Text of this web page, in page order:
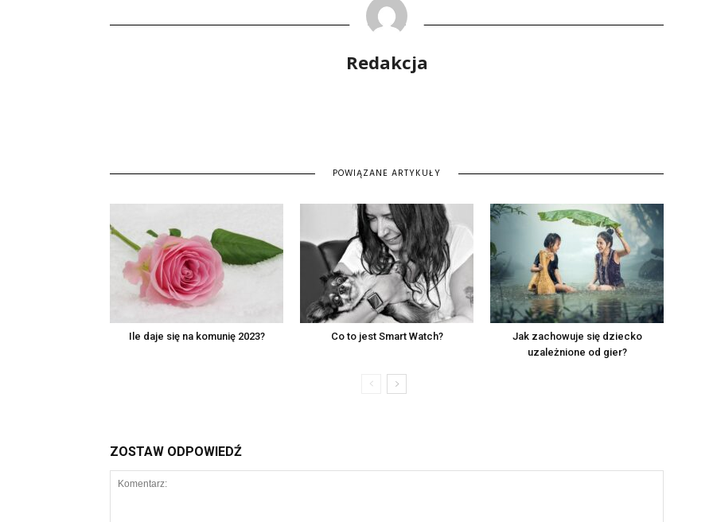
Redakcja
POWIĄZANE ARTYKUŁY
Ile daje się na komunię 2023? Co to jest Smart Watch?
Jak zachowuje się dziecko
uzależnione od gier?
ZOSTAW ODPOWIEDŹ